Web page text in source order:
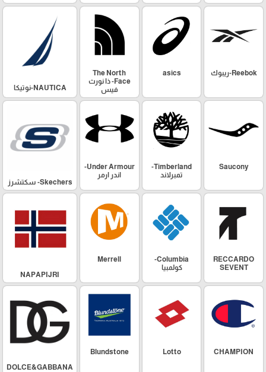
Reebok-ريبوك asics
The North
Face- ذا نورث
فيس
NAUTICA-نوتيكا
Saucony
Timberland-
تمبرلاند
Under Armour-
اندر ارمر
Skechers- سكتشرز
RECCARDO
SEVENT
Columbia-
كولمبيا
Merrell
NAPAPIJRI
CHAMPION
Lotto
Blundstone
DOLCE&GABBANA